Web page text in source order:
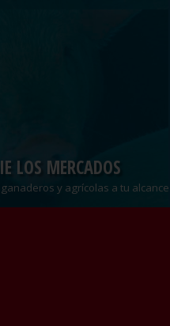
LOS MERCADOS
y agrícolas a tu alcance